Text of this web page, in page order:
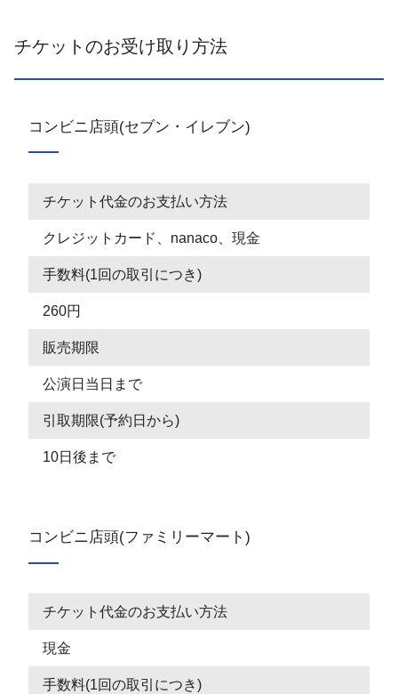
チケットのお受け取り方法
コンビニ店頭(セブン・イレブン)
チケット代金のお支払い方法
クレジットカード、nanaco、現金
手数料(1回の取引につき)
260円
販売期限
公演日当日まで
引取期限(予約日から)
10日後まで
コンビニ店頭(ファミリーマート)
チケット代金のお支払い方法
現金
手数料(1回の取引につき)